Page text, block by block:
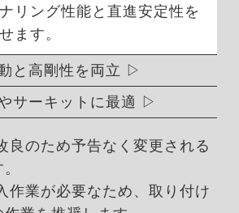
リング性能と直進安定性を
ます。
と高剛性を両立
サーキットに最適
のため予告なく変更される
作業が必要なため、取り付け